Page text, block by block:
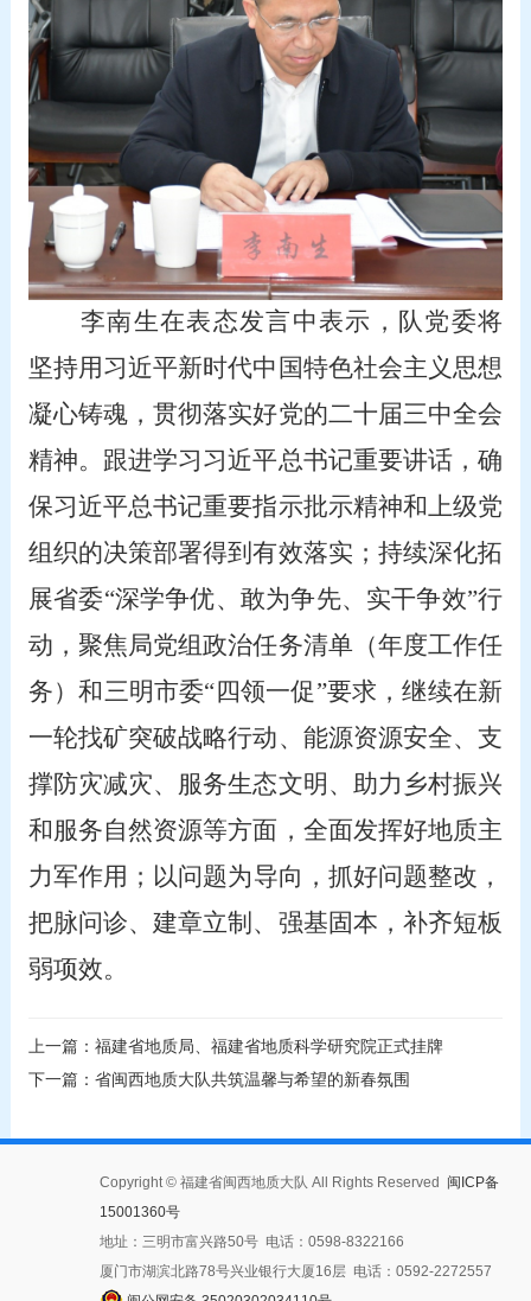
李南生在表态发言中表示，队党委将
坚持用习近平新时代中国特色社会主义思想
凝心铸魂，贯彻落实好党的二十届三中全会
精神。跟进学习习近平总书记重要讲话，确
保习近平总书记重要指示批示精神和上级党
组织的决策部署得到有效落实；持续深化拓
展省委“深学争优、敢为争先、实干争效”行
动，聚焦局党组政治任务清单（年度工作任
务）和三明市委“四领一促”要求，继续在新
一轮找矿突破战略行动、能源资源安全、支
撑防灾减灾、服务生态文明、助力乡村振兴
和服务自然资源等方面，全面发挥好地质主
力军作用；以问题为导向，抓好问题整改，
把脉问诊、建章立制、强基固本，补齐短板
弱项效。
上一篇：福建省地质局、福建省地质科学研究院正式挂牌
下一篇：省闽西地质大队共筑温馨与希望的新春氛围
Copyright © 福建省闽西地质大队 All Rights Reserved 闽ICP备
15001360号
地址：三明市富兴路50号 电话：0598-8322166
厦门市湖滨北路78号兴业银行大厦16层 电话：0592-2272557